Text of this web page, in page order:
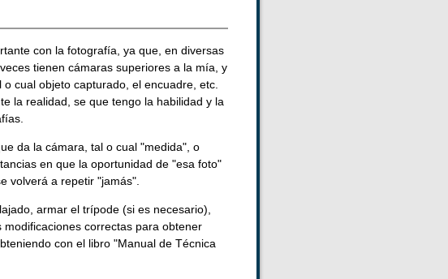
con la fotografía, ya que, en diversas
tienen cámaras superiores a la mía, y
cual objeto capturado, el encuadre, etc.
la realidad, se que tengo la habilidad y la
da la cámara, tal o cual "medida", o
en que la oportunidad de "esa foto"
volverá a repetir "jamás".
armar el trípode (si es necesario),
correctas para obtener
con el libro "Manual de Técnica